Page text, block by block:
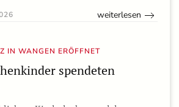
weiterlesen
IN WANGEN ERÖFFNET
spendeten